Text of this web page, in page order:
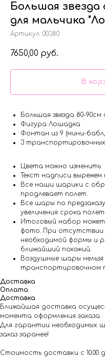
Большая
для мальчика
Артикул: 00380
7650,00 руб.
В
Большая звезда 80-
Фигура Лошадка
Фонтан из 9 (мини-
3
Цвета можно изменить
Текст надписи
Все наши шарики с
продлевает полет.
Все шары по
увеличения срока
Итоговый набор
фото. При
необходимой формы и
ближайший похожий.
Воздушные шары
транспортировочном
Доставка
Оплата
Доставка
Ближайшая доставка
момента оформления заказа.
Для гарантии необходимых
заказ заранее!
Стоимость доставки с 10.00